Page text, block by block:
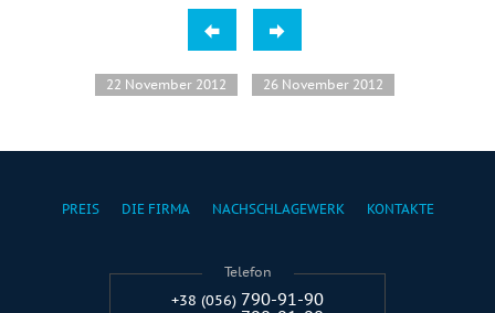
22 November 2012 26 November 2012
PREIS DIE FIRMA NACHSCHLAGEWERK KONTAKTE
Telefon
+38 (056) 790-91-90